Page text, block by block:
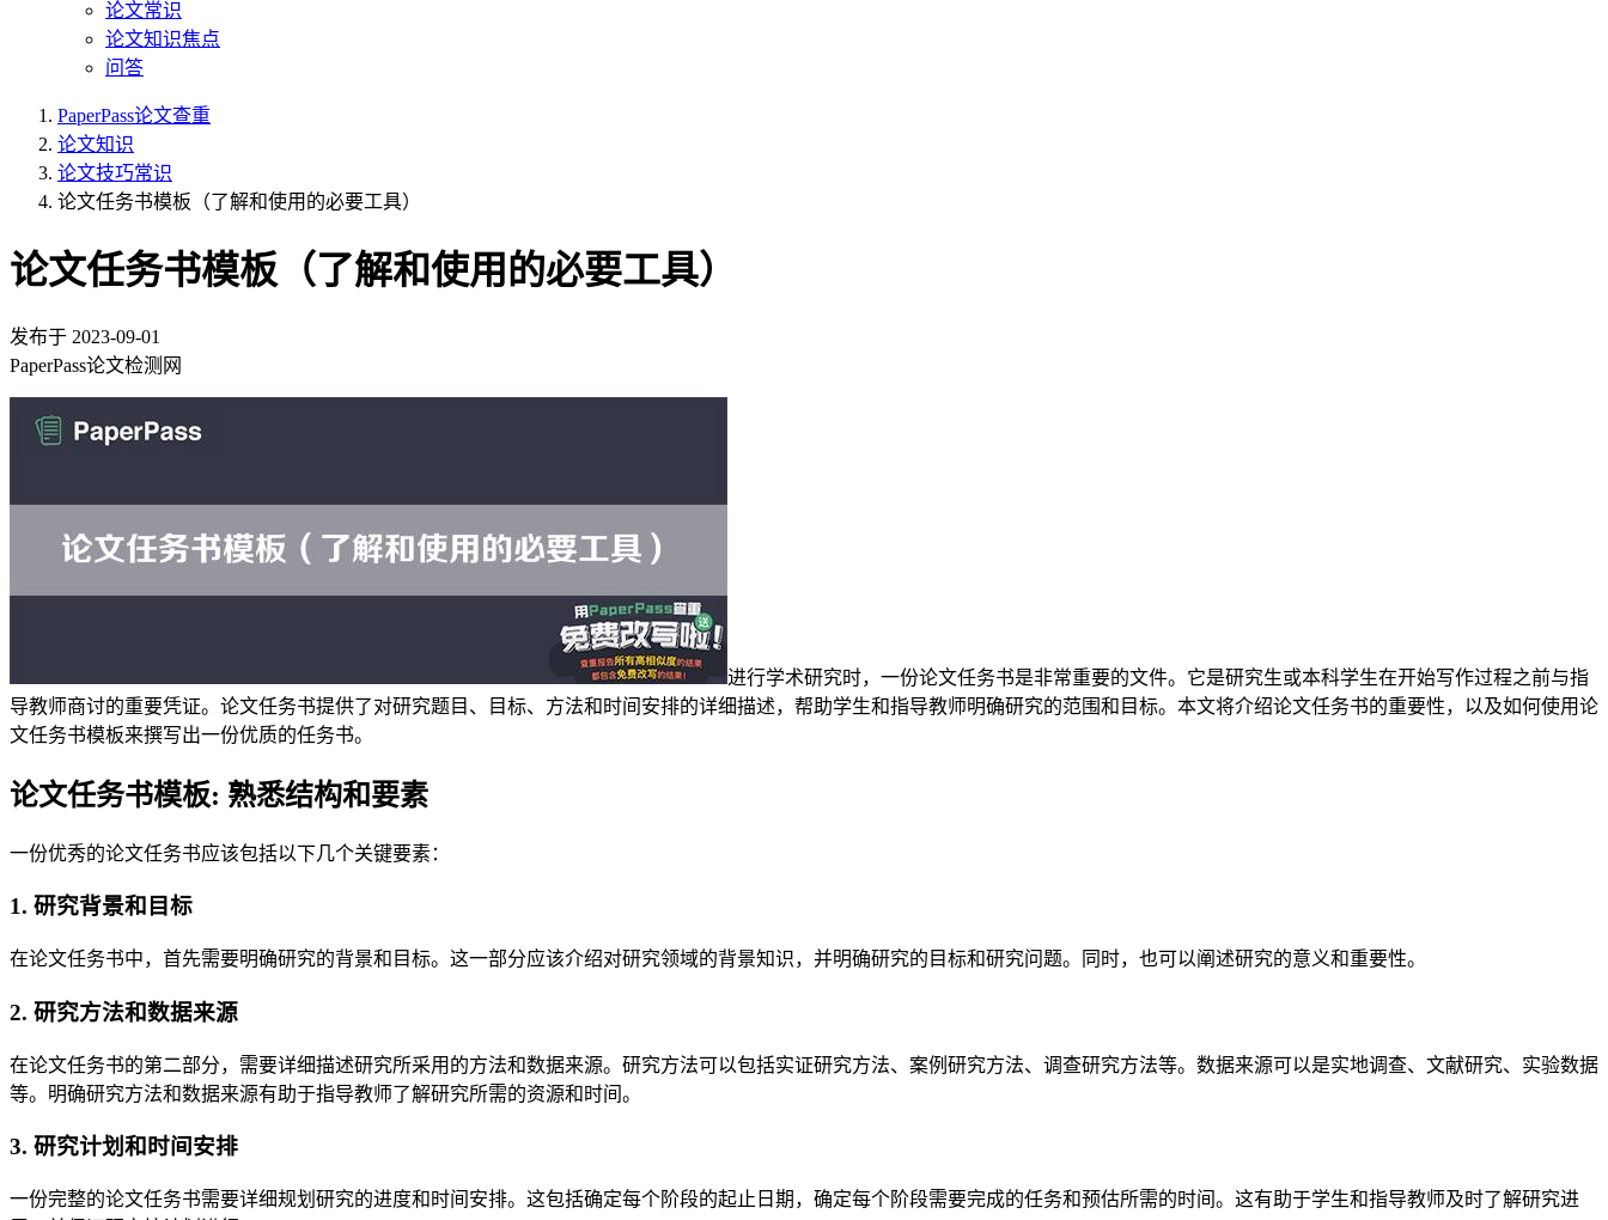
论文常识
论文知识焦点
问答
PaperPass论文查重
论文知识
论文技巧常识
论文任务书模板（了解和使用的必要工具）
论文任务书模板（了解和使用的必要工具）
发布于 2023-09-01
PaperPass论文检测网
进行学术研究时，一份论文任务书是非常重要的文件。它是研究生或本科学生在开始写作过程之前与指
导教师商讨的重要凭证。论文任务书提供了对研究题目、目标、方法和时间安排的详细描述，帮助学生和指导教师明确研究的范围和目标。本文将介绍论文任务书的重要性，以及如何使用论
文任务书模板来撰写出一份优质的任务书。
论文任务书模板: 熟悉结构和要素
一份优秀的论文任务书应该包括以下几个关键要素：
1. 研究背景和目标
在论文任务书中，首先需要明确研究的背景和目标。这一部分应该介绍对研究领域的背景知识，并明确研究的目标和研究问题。同时，也可以阐述研究的意义和重要性。
2. 研究方法和数据来源
在论文任务书的第二部分，需要详细描述研究所采用的方法和数据来源。研究方法可以包括实证研究方法、案例研究方法、调查研究方法等。数据来源可以是实地调查、文献研究、实验数据
等。明确研究方法和数据来源有助于指导教师了解研究所需的资源和时间。
3. 研究计划和时间安排
一份完整的论文任务书需要详细规划研究的进度和时间安排。这包括确定每个阶段的起止日期，确定每个阶段需要完成的任务和预估所需的时间。这有助于学生和指导教师及时了解研究进